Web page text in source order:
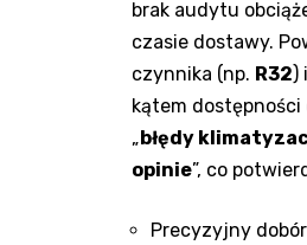
brak audytu
czasie dostawy.
czynnika (np. R32)
kątem
„błędy
opinie”, co
Precyzyjny